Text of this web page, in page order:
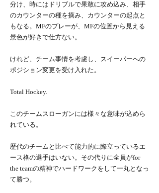
分け、時にはドリブルで果敢に攻め込み、相手
のカウンターの種を摘み、カウンターの起点と
もなる。MFのプレーが、MFの位置から見える
景色が好きで仕方ない。
けれど、チーム事情を考慮し、スイーパーへの
ポジション変更を受け入れた。
Total Hockey.
このチームスローガンには様々な意味が込めら
れている。
歴代のチームと比べて能力的に際立っているエ
ース格の選手はいない。その代りに全員がfor
the teamの精神でハードワークをして一丸となっ
て勝つ。